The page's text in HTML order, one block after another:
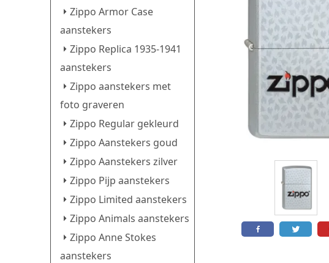
Zippo Armor Case
aanstekers
Zippo Replica 1935-1941
aanstekers
Zippo aanstekers met
foto graveren
Zippo Regular gekleurd
Zippo Aanstekers goud
Zippo Aanstekers zilver
Zippo Pijp aanstekers
Zippo Limited aanstekers
Zippo Animals aanstekers
Zippo Anne Stokes
aanstekers